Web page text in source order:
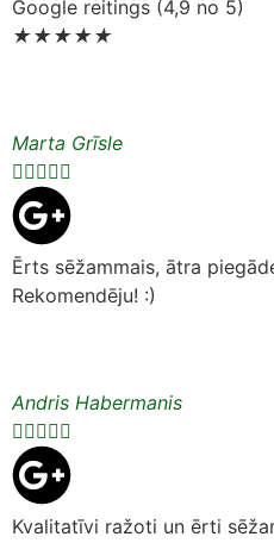
Google reitings (4,9 no 5)
★★★★★
Marta Grīsle

Ērts sēžammais, ātra
Rekomendēju! :)
Andris Habermanis

Kvalitatīvi ražoti un ērti